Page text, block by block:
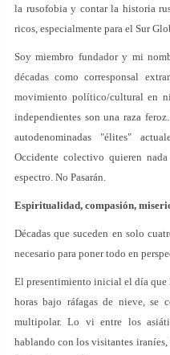
la rusofobia y contar la historia
ricos, especialmente para el Sur
Soy miembro fundador y mi
décadas como corresponsal
movimiento político/cultural en
independientes son una raza
autodenominadas "élites"
Occidente colectivo quieren
espectro. No Pasarán.
Espiritualidad, compasión,
Décadas que suceden en solo
necesario para poner todo en
El presentimiento inicial el día que
horas bajo ráfagas de nieve, se
multipolar. Lo vi entre los
hablando con los visitantes